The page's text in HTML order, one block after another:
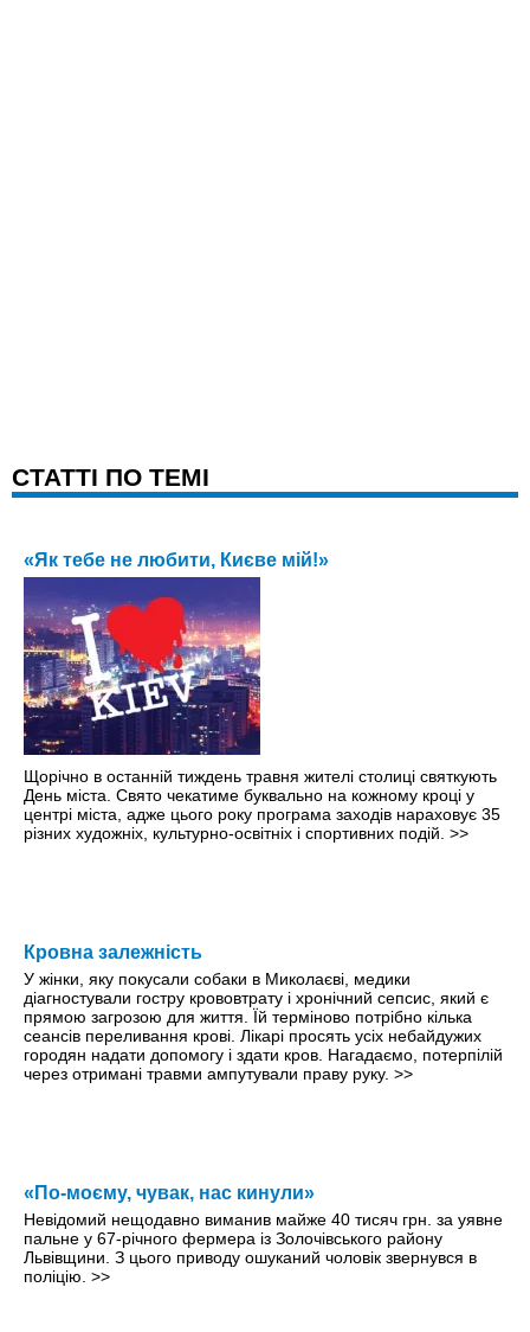
CТАТТІ ПО ТЕМІ
«Як тебе не любити, Києве мій!»
Щорічно в останній тиждень травня жителі столиці святкують
День міста. Свято чекатиме буквально на кожному кроці y
центрі міста, адже цього року програма заходів нараховує 35
різних художніх, культурно-освітніх і спортивних подій. >>
Кровна залежність
У жінки, яку покусали собаки в Миколаєві, медики
діагностували гостру крововтрату і хронічний сепсис, який є
прямою загрозою для життя. Їй терміново потрібно кілька
сеансів переливання крові. Лікарі просять усіх небайдужих
городян надати допомогу і здати кров. Нагадаємо, потерпілій
через отримані травми ампутували праву руку. >>
«По-моєму, чувак, нас кинули»
Невідомий нещодавно виманив майже 40 тисяч грн. за уявне
пальне у 67-річного фермера із Золочівського району
Львівщини. З цього приводу ошуканий чоловік звернувся в
поліцію. >>